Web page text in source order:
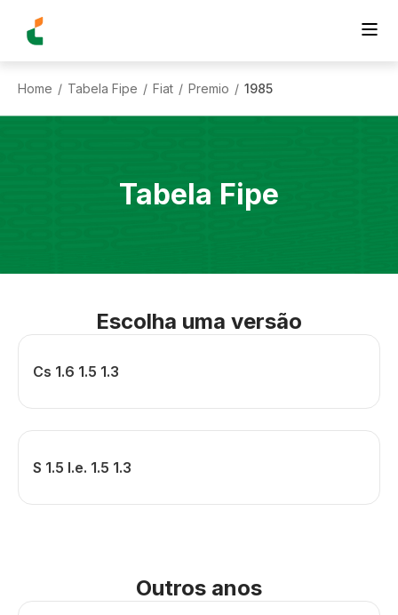
Home / Tabela Fipe / Fiat / Premio / 1985
Tabela Fipe
Escolha uma versão
Cs 1.6 1.5 1.3
S 1.5 I.e. 1.5 1.3
Outros anos